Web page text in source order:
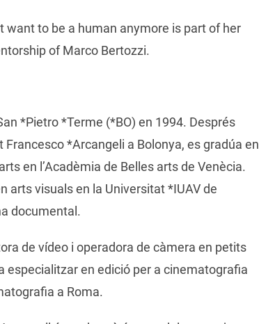
want to be a human anymore is part of her
of Marco Bertozzi.
*Pietro *Terme (*BO) en 1994. Després
Francesco *Arcangeli a Bolonya, es gradúa en
en l’Acadèmia de Belles arts de Venècia.
arts visuals en la Universitat *IUAV de
documental.
de vídeo i operadora de càmera en petits
especialitzar en edició per a cinematografia
a Roma.